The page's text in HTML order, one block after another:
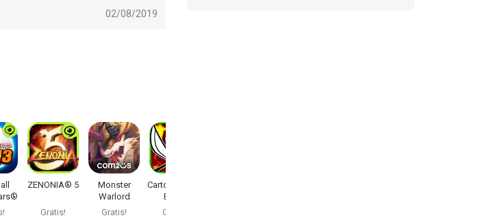
02/08/2019
ZENONIA® 5
Gratis!
Monster
Warlord
Gratis!
Cartoon Wars:
Blade
Gratis!